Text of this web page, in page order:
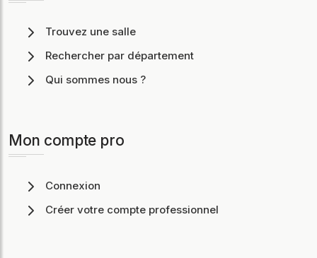
Trouvez une salle
Rechercher par département
Qui sommes nous ?
Mon compte pro
Connexion
Créer votre compte professionnel